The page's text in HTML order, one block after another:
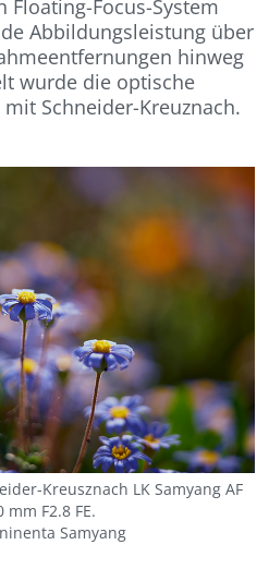
Floating-Focus-System
Abbildungsleistung über
hinweg
wurde die optische
Schneider-Kreuznach.
Kreusznach LK Samyang AF
mm F2.8 FE.
Samyang